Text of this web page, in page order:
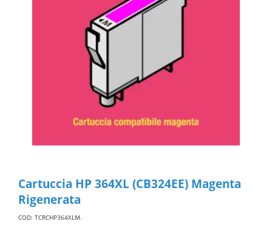
Cartuccia HP 364XL (CB324EE) Magenta
Rigenerata
COD: TCRCHP364XLM.